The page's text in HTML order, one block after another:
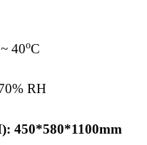
40oC
RH
450*580*1100mm